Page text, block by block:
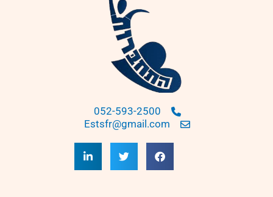
052-593-2500
Estsfr@gmail.com